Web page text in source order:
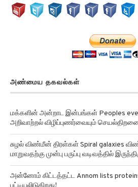
அறிவாற்றல் விழிப்புணர்வையும்
சுழல் விண்மீன் திரள்கள் Spiral galaxies
மாறுவதற்கு முன்பு பருப்பு வடிவத்தில்
அன்னோம் கிட்டத்தட்ட Annom lists
பட்டியலிடுகிறது!